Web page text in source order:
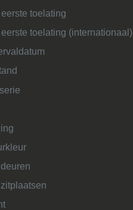
eerste toelating
eerste toelating (internationaal)